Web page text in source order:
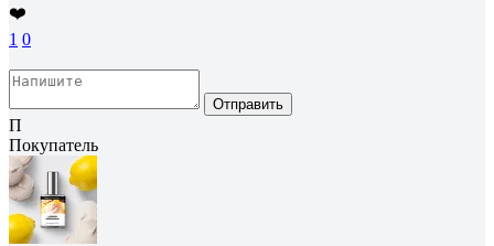
❤️
1 0
Отправить
П
Покупатель